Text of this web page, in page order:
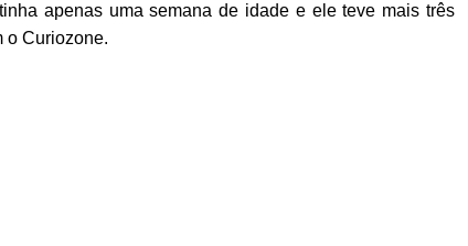
apenas uma semana de idade e ele teve mais três
o Curiozone.